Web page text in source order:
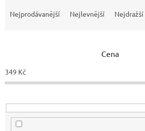
p
r
o
u
Nejprodávanější Nejlevnější Nejdražší
Cena
349 Kč